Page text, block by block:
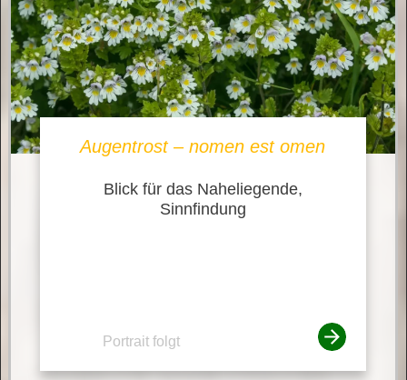
Augentrost – nomen est omen
Blick für das Naheliegende,
Sinnfindung
Portrait folgt